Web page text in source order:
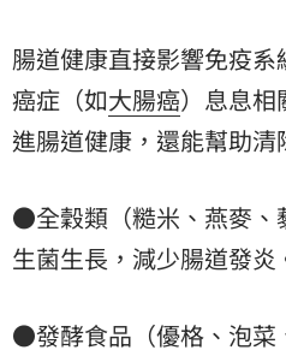
腸道健康直接影響免疫
癌症（如大腸癌）息息相
進腸道健康，還能幫助清
●全穀類（糙米、燕麥、
生菌生長，減少腸道發炎
●發酵食品（優格、泡菜